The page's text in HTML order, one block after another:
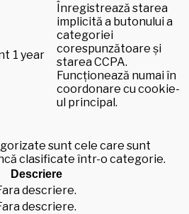
1 year
Înregistrează starea
implicită a butonului a
categoriei
corespunzătoare și
starea CCPA.
Funcționează numai în
coordonare cu cookie-
ul principal.
sunt cele care sunt
clasificate într-o categorie.
Descriere
descriere.
descriere.